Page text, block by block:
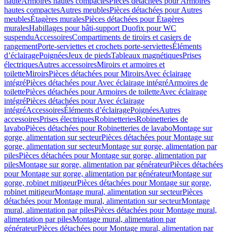
hautes compactesAutres meublesPièces détachées pour Autres
meublesÉtagères muralesPièces détachées pour Étagères
muralesHabillages pour bâti-support Duofix pour WC
suspenduAccessoiresCompartiments de tiroirs et casiers de
rangementPorte-serviettes et crochets porte-serviettesÉléments
d’éclairagePoignéesJeux de piedsTableaux magnétiquesPrises
électriquesAutres accessoiresMiroirs et armoires et
toiletteMiroirsPièces détachées pour MiroirsAvec éclairage
intégréPièces détachées pour Avec éclairage intégréArmoires de
toilettePièces détachées pour Armoires de toiletteAvec éclairage
intégréPièces détachées pour Avec éclairage
intégréAccessoiresÉléments d’éclairagePoignéesAutres
accessoiresPrises électriquesRobinetteriesRobinetteries de
lavaboPièces détachées pour Robinetteries de lavaboMontage sur
gorge, alimentation sur secteurPièces détachées pour Montage sur
gorge, alimentation sur secteurMontage sur gorge, alimentation par
pilesPièces détachées pour Montage sur gorge, alimentation par
pilesMontage sur gorge, alimentation par générateurPièces détachées
pour Montage sur gorge, alimentation par générateurMontage sur
gorge, robinet mitigeurPièces détachées pour Montage sur gorge,
robinet mitigeurMontage mural, alimentation sur secteurPièces
détachées pour Montage mural, alimentation sur secteurMontage
mural, alimentation par pilesPièces détachées pour Montage mural,
alimentation par pilesMontage mural, alimentation par
générateurPièces détachées pour Montage mural, alimentation par